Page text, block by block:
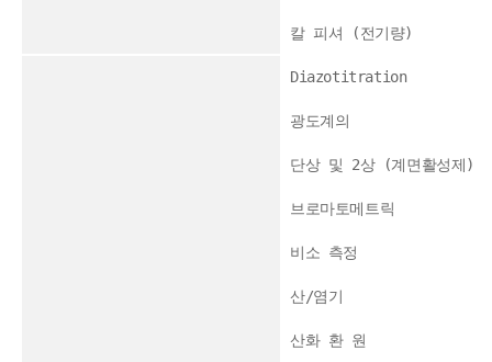
칼 피셔 (전기량)
Diazotitration
광도계의
단상 및 2상 (계면활성제)
브로마토메트릭
비소 측정
산/염기
산화 환 원